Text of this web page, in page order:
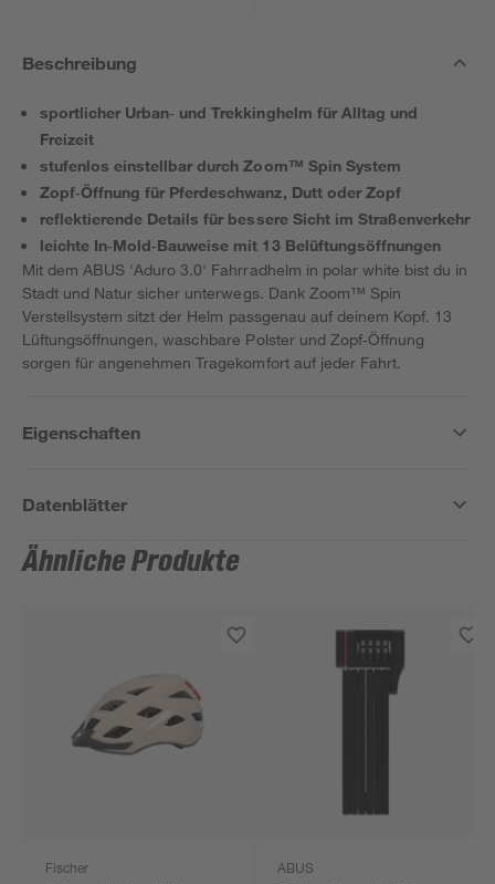
Beschreibung
sportlicher Urban‑ und Trekkinghelm für Alltag und
Freizeit
stufenlos einstellbar durch Zoom™ Spin System
Zopf‑Öffnung für Pferdeschwanz, Dutt oder Zopf
reflektierende Details für bessere Sicht im Straßenverkehr
leichte In‑Mold‑Bauweise mit 13 Belüftungsöffnungen
Mit dem ABUS 'Aduro 3.0' Fahrradhelm in polar white bist du in
Stadt und Natur sicher unterwegs. Dank Zoom™ Spin
Verstellsystem sitzt der Helm passgenau auf deinem Kopf. 13
Lüftungsöffnungen, waschbare Polster und Zopf‑Öffnung
sorgen für angenehmen Tragekomfort auf jeder Fahrt.
Eigenschaften
Datenblätter
Ähnliche Produkte
Fischer ABUS